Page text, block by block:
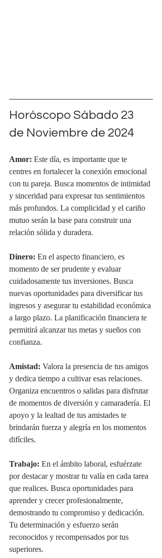
Horóscopo Sábado 23
de Noviembre de 2024
Amor: Este día, es importante que te
centres en fortalecer la conexión emocional
con tu pareja. Busca momentos de intimidad
y sinceridad para expresar tus sentimientos
más profundos. La complicidad y el cariño
mutuo serán la base para construir una
relación sólida y duradera.
Dinero: En el aspecto financiero, es
momento de ser prudente y evaluar
cuidadosamente tus inversiones. Busca
nuevas oportunidades para diversificar tus
ingresos y asegurar tu estabilidad económica
a largo plazo. La planificación financiera te
permitirá alcanzar tus metas y sueños con
confianza.
Amistad: Valora la presencia de tus amigos
y dedica tiempo a cultivar esas relaciones.
Organiza encuentros o salidas para disfrutar
de momentos de diversión y camaradería. El
apoyo y la lealtad de tus amistades te
brindarán fuerza y alegría en los momentos
difíciles.
Trabajo: En el ámbito laboral, esfuérzate
por destacar y mostrar tu valía en cada tarea
que realices. Busca oportunidades para
aprender y crecer profesionalmente,
demostrando tu compromiso y dedicación.
Tu determinación y esfuerzo serán
reconocidos y recompensados por tus
superiores.